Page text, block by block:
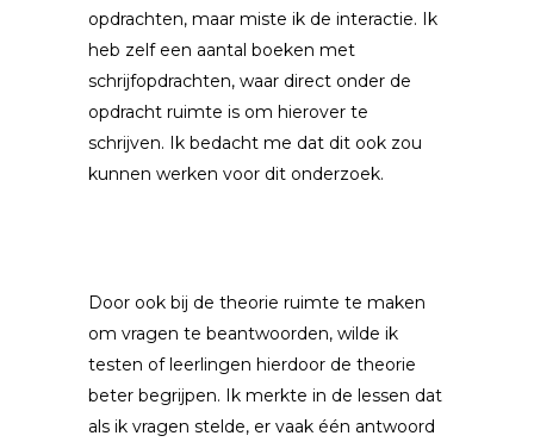
opdrachten, maar miste ik de interactie. Ik
heb zelf een aantal boeken met
schrijfopdrachten, waar direct onder de
opdracht ruimte is om hierover te
schrijven. Ik bedacht me dat dit ook zou
kunnen werken voor dit onderzoek.
Door ook bij de theorie ruimte te maken
om vragen te beantwoorden, wilde ik
testen of leerlingen hierdoor de theorie
beter begrijpen. Ik merkte in de lessen dat
als ik vragen stelde, er vaak één antwoord